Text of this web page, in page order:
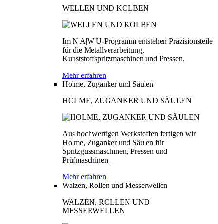
WELLEN UND KOLBEN
Im N|A|W|U-Programm entstehen Präzisionsteile
für die Metallverarbeitung,
Kunststoffspritzmaschinen und Pressen.
Mehr erfahren
Holme, Zuganker und Säulen
HOLME, ZUGANKER UND SÄULEN
Aus hochwertigen Werkstoffen fertigen wir
Holme, Zuganker und Säulen für
Spritzgussmaschinen, Pressen und
Prüfmaschinen.
Mehr erfahren
Walzen, Rollen und Messerwellen
WALZEN, ROLLEN UND
MESSERWELLEN